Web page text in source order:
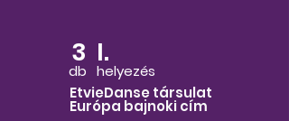
3
db
I.
helyezés
EtvieDanse társulat
Európa bajnoki cím